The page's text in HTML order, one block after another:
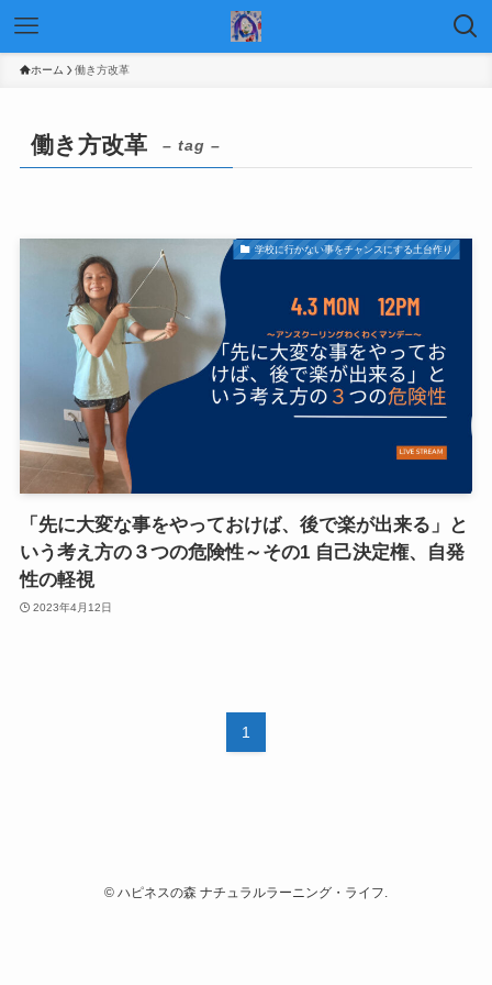
ホーム 働き方改革
働き方改革 – tag –
学校に行かない事をチャンスにする土台作り
「先に大変な事をやっておけば、後で楽が出来る」と
いう考え方の３つの危険性～その1 自己決定権、自発
性の軽視
2023年4月12日
1
© ハピネスの森 ナチュラルラーニング・ライフ.